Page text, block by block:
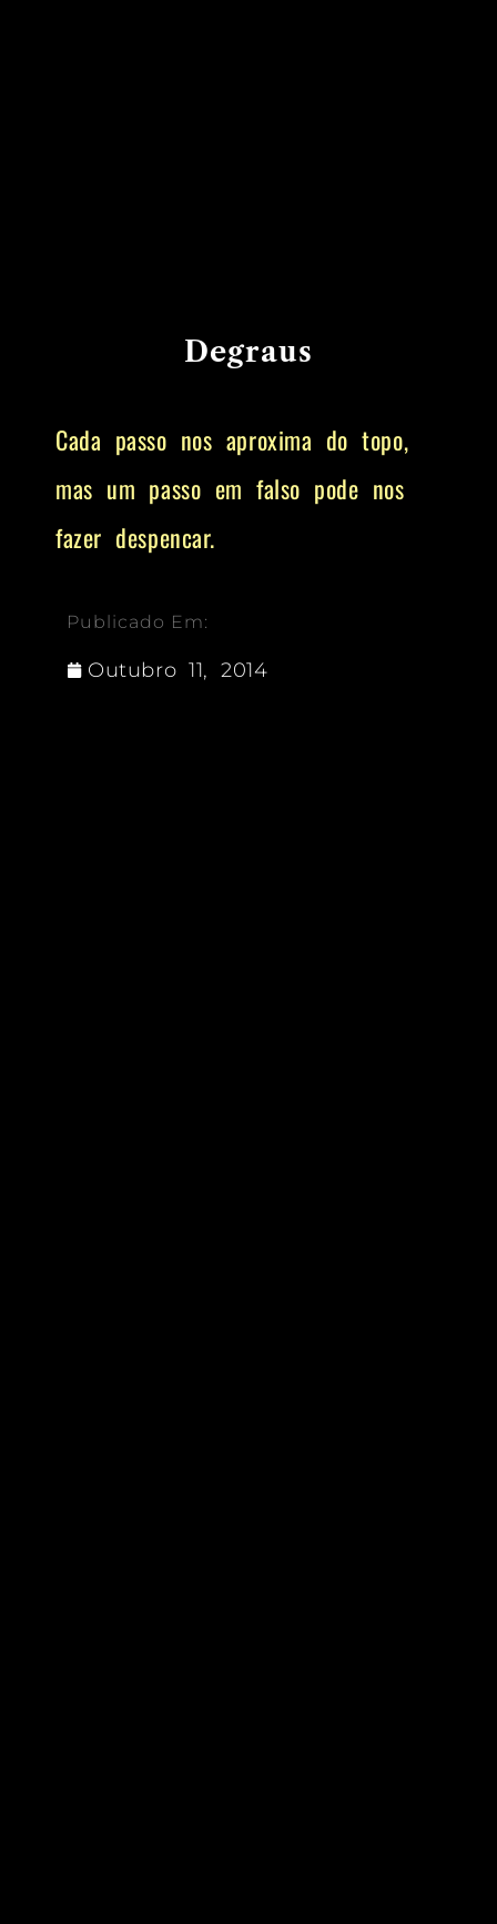
Degraus
Cada passo nos aproxima do topo,
mas um passo em falso pode nos
fazer despencar.
Publicado Em:
Outubro 11, 2014